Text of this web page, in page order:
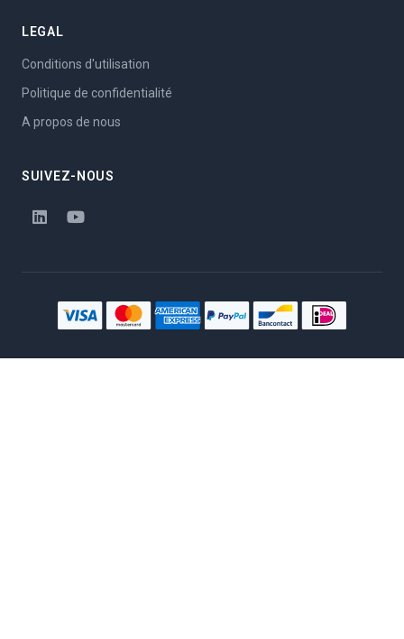
LEGAL
Conditions d'utilisation
Politique de confidentialité
A propos de nous
SUIVEZ-NOUS